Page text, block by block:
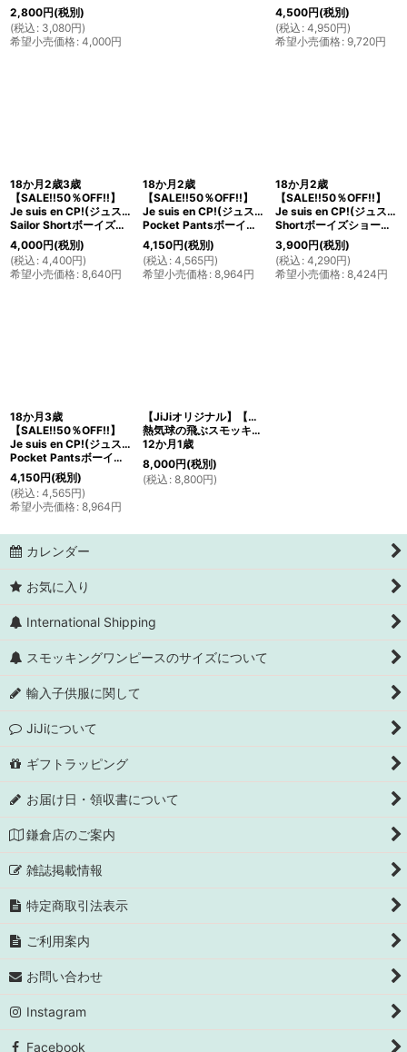
2,800円(税別)
(税込 : 3,080円)
希望小売価格: 4,000円
4,500円(税別)
(税込 : 4,950円)
希望小売価格: 9,720円
18か月2歳3歳
【SALE!!50％OFF!!】
Je suis en CP!(ジュスィザンセーペー)
Sailor Shortボーイズセーラーショートパンツ(チャコールブラウン)
4,000円(税別)
(税込 : 4,400円)
希望小売価格: 8,640円
18か月2歳
【SALE!!50％OFF!!】
Je suis en CP!(ジュスィザンセーペー)
Pocket Pantsボーイズポケットパンツ(リネン)
4,150円(税別)
(税込 : 4,565円)
希望小売価格: 8,964円
18か月2歳
【SALE!!50％OFF!!】
Je suis en CP!(ジュスィザンセーペー)
Shortボーイズショートパンツ(グレーストライプ)
3,900円(税別)
(税込 : 4,290円)
希望小売価格: 8,424円
18か月3歳
【SALE!!50％OFF!!】
Je suis en CP!(ジュスィザンセーペー)
Pocket Pantsボーイズポケットパンツ(グレーストライプ )
4,150円(税別)
(税込 : 4,565円)
希望小売価格: 8,964円
【JiJiオリジナル】【ボーイズオーバーオール】
熱気球の飛ぶスモッキング刺繍
12か月1歳
8,000円(税別)
(税込 : 8,800円)
カレンダー
お気に入り
International Shipping
スモッキングワンピースのサイズについて
輸入子供服に関して
JiJiについて
ギフトラッピング
お届け日・領収書について
鎌倉店のご案内
雑誌掲載情報
特定商取引法表示
ご利用案内
お問い合わせ
Instagram
Facebook